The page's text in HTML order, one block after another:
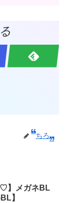
ちろ
♡】メガネBL
】